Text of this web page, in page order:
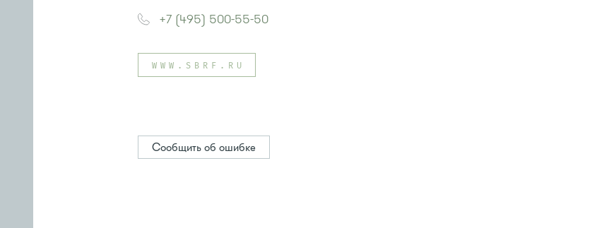
Автобусы № 2, 3, 9, 11, 19, 31, 32.
Маршрутка № 409м, 419м
Автобусы № 1, 3, 8, 11, 19, 29, 32, 400, 400э.
Маршрутка № 408м, 419м, 476м
+7 (495) 500-55-50
WWW.SBRF.RU
Сообщить об ошибке